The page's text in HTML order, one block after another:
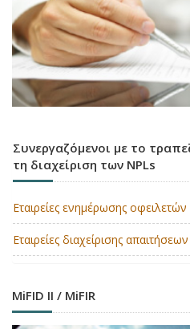
Συνεργαζόμενοι με το
τη διαχείριση των NPLs
Εταιρείες ενημέρωσης οφειλετών
Εταιρείες διαχείρισης
MiFID II / MiFIR